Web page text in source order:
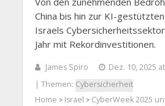
China bis hin zur KI-
Israels
Jahr mit Rekordinvestitionen.
James Spiro
Dez. 10, 2025
| Themen: Cybersicherheit
Home > Israel > CyberWeek 2025